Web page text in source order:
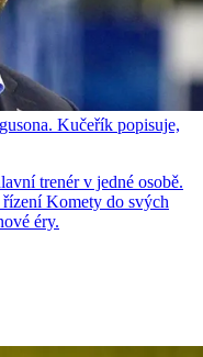
Kučeřík popisuje,
trenér v jedné osobě.
Komety do svých
éry.